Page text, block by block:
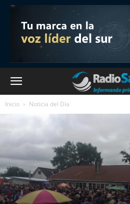
Inicio Noticia del Día